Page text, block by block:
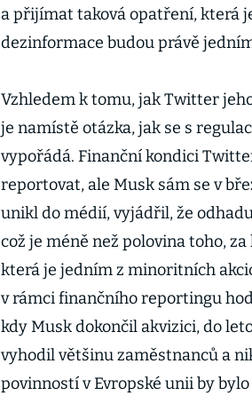
a přijímat taková opatření, která
dezinformace budou právě
Vzhledem k tomu, jak Twitter
je namístě otázka, jak se s
vypořádá. Finanční kondici
reportovat, ale Musk sám se v
unikl do médií, vyjádřil, že
což je méně než polovina toho,
která je jedním z minoritních
v rámci finančního reportingu
kdy Musk dokončil akvizici, do
vyhodil většinu zaměstnanců a
povinností v Evropské unii by